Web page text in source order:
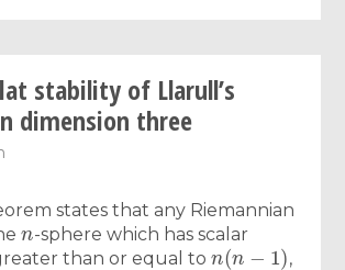
stability of Llarull’s
dimension three
states that any Riemannian
n
-sphere which has scalar
than or equal to
n(n
,